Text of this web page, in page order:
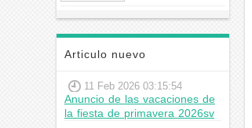
Articulo nuevo
11 Feb 2026 03:15:54
Anuncio de las vacaciones de
la fiesta de primavera 2026sv